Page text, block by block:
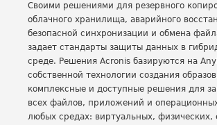
Своими решениями для резервного
облачного хранилища, аварийного
безопасной синхронизации и обмена
задает стандарты защиты данных в
среде. Решения Acronis базируются на
собственной технологии создания
комплексные и доступные решения для
всех файлов, приложений и
любых средах: виртуальных, физических,